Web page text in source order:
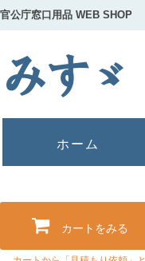
官公庁窓口用品 WEB SHOP
ホーム
カートをみる